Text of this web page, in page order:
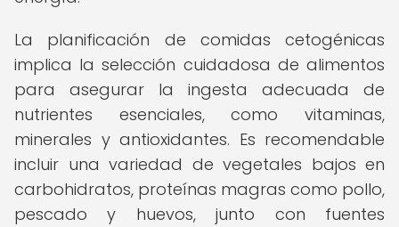
La planificación de comidas cetogénicas
implica la selección cuidadosa de alimentos
para asegurar la ingesta adecuada de
nutrientes esenciales, como vitaminas,
minerales y antioxidantes. Es recomendable
incluir una variedad de vegetales bajos en
carbohidratos, proteínas magras como pollo,
pescado y huevos, junto con fuentes